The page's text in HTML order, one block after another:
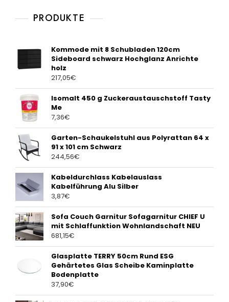
PRODUKTE
Kommode mit 8 Schubladen 120cm
Sideboard schwarz Hochglanz Anrichte
holz
217,05€
Isomalt 450 g Zuckeraustauschstoff Tasty
Me
7,36€
Garten-Schaukelstuhl aus Polyrattan 64 x
91 x 101 cm Schwarz
244,56€
Kabeldurchlass Kabelauslass
Kabelführung Alu Silber
3,87€
Sofa Couch Garnitur Sofagarnitur CHIEF U
mit Schlaffunktion Wohnlandschaft NEU
681,15€
Glasplatte TERRY 50cm Rund ESG
Gehärtetes Glas Scheibe Kaminplatte
Bodenplatte
37,90€